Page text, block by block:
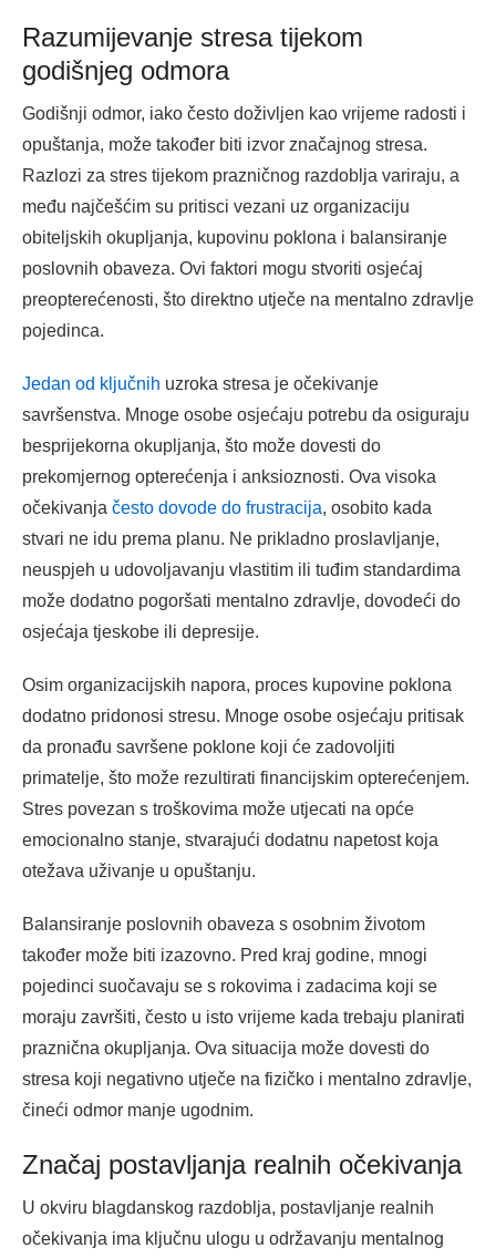
Razumijevanje stresa tijekom
godišnjeg odmora
Godišnji odmor, iako često doživljen kao vrijeme radosti i
opuštanja, može također biti izvor značajnog stresa.
Razlozi za stres tijekom prazničnog razdoblja variraju, a
među najčešćim su pritisci vezani uz organizaciju
obiteljskih okupljanja, kupovinu poklona i balansiranje
poslovnih obaveza. Ovi faktori mogu stvoriti osjećaj
preopterećenosti, što direktno utječe na mentalno zdravlje
pojedinca.
Jedan od ključnih uzroka stresa je očekivanje
savršenstva. Mnoge osobe osjećaju potrebu da osiguraju
besprijekorna okupljanja, što može dovesti do
prekomjernog opterećenja i anksioznosti. Ova visoka
očekivanja često dovode do frustracija, osobito kada
stvari ne idu prema planu. Ne prikladno proslavljanje,
neuspjeh u udovoljavanju vlastitim ili tuđim standardima
može dodatno pogoršati mentalno zdravlje, dovodeći do
osjećaja tjeskobe ili depresije.
Osim organizacijskih napora, proces kupovine poklona
dodatno pridonosi stresu. Mnoge osobe osjećaju pritisak
da pronađu savršene poklone koji će zadovoljiti
primatelje, što može rezultirati financijskim opterećenjem.
Stres povezan s troškovima može utjecati na opće
emocionalno stanje, stvarajući dodatnu napetost koja
otežava uživanje u opuštanju.
Balansiranje poslovnih obaveza s osobnim životom
također može biti izazovno. Pred kraj godine, mnogi
pojedinci suočavaju se s rokovima i zadacima koji se
moraju završiti, često u isto vrijeme kada trebaju planirati
praznična okupljanja. Ova situacija može dovesti do
stresa koji negativno utječe na fizičko i mentalno zdravlje,
čineći odmor manje ugodnim.
Značaj postavljanja realnih očekivanja
U okviru blagdanskog razdoblja, postavljanje realnih
očekivanja ima ključnu ulogu u održavanju mentalnog